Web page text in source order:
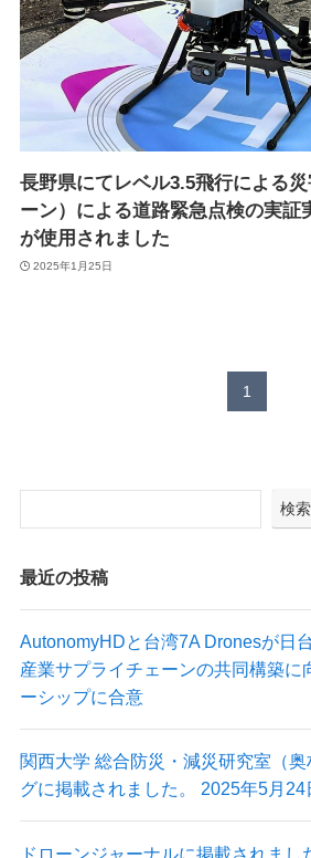
製品情報
Suveyor-X
Suveyor-Ⅱ
Suveyor-Ⅲ
Suveyor-Ⅳ
XEDC03S/XEDC05M
各種サービス
画像解析システム
インフラ設備点検向けドローン研修
ニュース
プレスリリース
長野県にてレベル3.5飛行による
ーン）による道路緊急点検の実
が使用されました
2025年1月25日
1
検索
最近の投稿
AutonomyHDと台湾7A Dronesが日
産業サプライチェーンの共同構築に
ーシップに合意
関西大学 総合防災・減災研究室（
グに掲載されました。 2025年5月24
ドローンジャーナルに掲載されまし